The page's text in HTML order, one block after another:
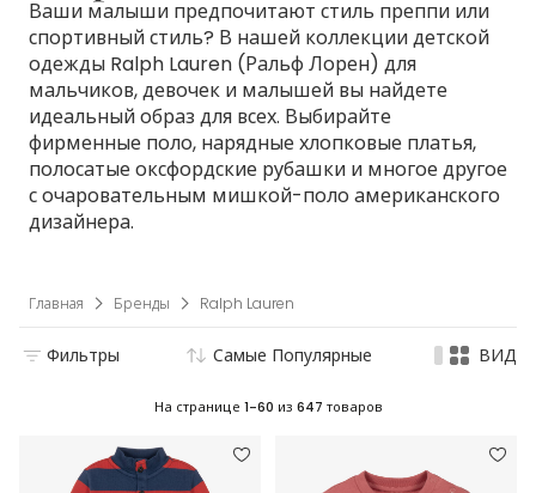
Ваши малыши предпочитают стиль преппи или
спортивный стиль? В нашей коллекции детской
одежды Ralph Lauren (Ральф Лорен) для
мальчиков, девочек и малышей вы найдете
идеальный образ для всех. Выбирайте
фирменные поло, нарядные хлопковые платья,
полосатые оксфордские рубашки и многое другое
с очаровательным мишкой-поло американского
дизайнера.
Главная Бренды Ralph Lauren
Фильтры Самые Популярные ВИД
На странице 1-60 из 647 товаров